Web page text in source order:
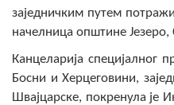
Састав Скупштине
Службени Гласници
заједничким путем
начелница општине
Канцеларија специјалног
Босни и Херцеговини,
Швајцарске, покренула је